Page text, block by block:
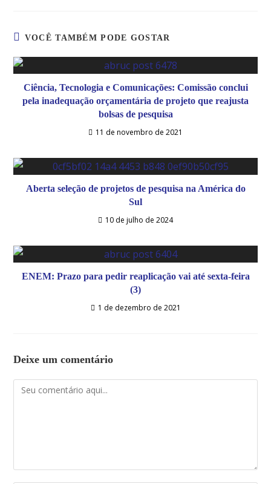
VOCÊ TAMBÉM PODE GOSTAR
Ciência, Tecnologia e Comunicações: Comissão conclui
pela inadequação orçamentária de projeto que reajusta
bolsas de pesquisa
11 de novembro de 2021
Aberta seleção de projetos de pesquisa na América do
Sul
10 de julho de 2024
ENEM: Prazo para pedir reaplicação vai até sexta-feira
(3)
1 de dezembro de 2021
Deixe um comentário